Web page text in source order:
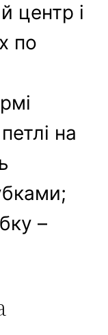
центр і
по
на
–